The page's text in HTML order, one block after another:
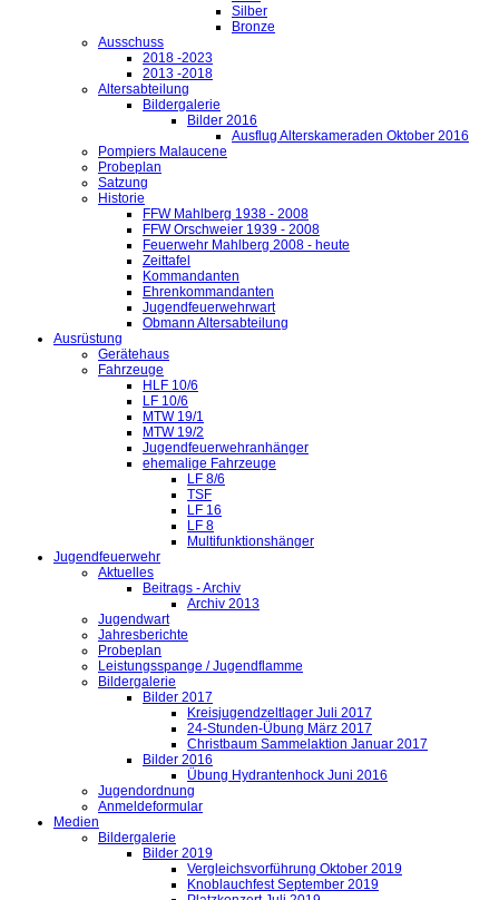
Silber
Bronze
Ausschuss
2018 -2023
2013 -2018
Altersabteilung
Bildergalerie
Bilder 2016
Ausflug Alterskameraden Oktober 2016
Pompiers Malaucene
Probeplan
Satzung
Historie
FFW Mahlberg 1938 - 2008
FFW Orschweier 1939 - 2008
Feuerwehr Mahlberg 2008 - heute
Zeittafel
Kommandanten
Ehrenkommandanten
Jugendfeuerwehrwart
Obmann Altersabteilung
Ausrüstung
Gerätehaus
Fahrzeuge
HLF 10/6
LF 10/6
MTW 19/1
MTW 19/2
Jugendfeuerwehranhänger
ehemalige Fahrzeuge
LF 8/6
TSF
LF 16
LF 8
Multifunktionshänger
Jugendfeuerwehr
Aktuelles
Beitrags - Archiv
Archiv 2013
Jugendwart
Jahresberichte
Probeplan
Leistungsspange / Jugendflamme
Bildergalerie
Bilder 2017
Kreisjugendzeltlager Juli 2017
24-Stunden-Übung März 2017
Christbaum Sammelaktion Januar 2017
Bilder 2016
Übung Hydrantenhock Juni 2016
Jugendordnung
Anmeldeformular
Medien
Bildergalerie
Bilder 2019
Vergleichsvorführung Oktober 2019
Knoblauchfest September 2019